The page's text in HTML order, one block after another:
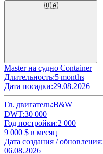
🇺🇦
Master на судно Container
Длительность:5 months
Дата посадки:29.08.2026
Гл. двигатель:B&W
DWT:30 000
Год постройки:2 000
9 000 $ в месяц
Дата создания / обновления:
06.08.2026